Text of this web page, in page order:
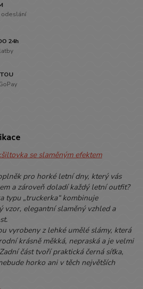
odeslání
24h
se slaměným efektem
pro horké letní dny, který vás
a zároveň doladí každý letní outfit?
typu „truckerka“ kombinuje
vzor, elegantní slaměný vzhled a
vyrobeny z lehké umělé slámy, která
krásně měkká, nepraská a je velmi
část tvoří praktická černá síťka,
horko ani v těch největších